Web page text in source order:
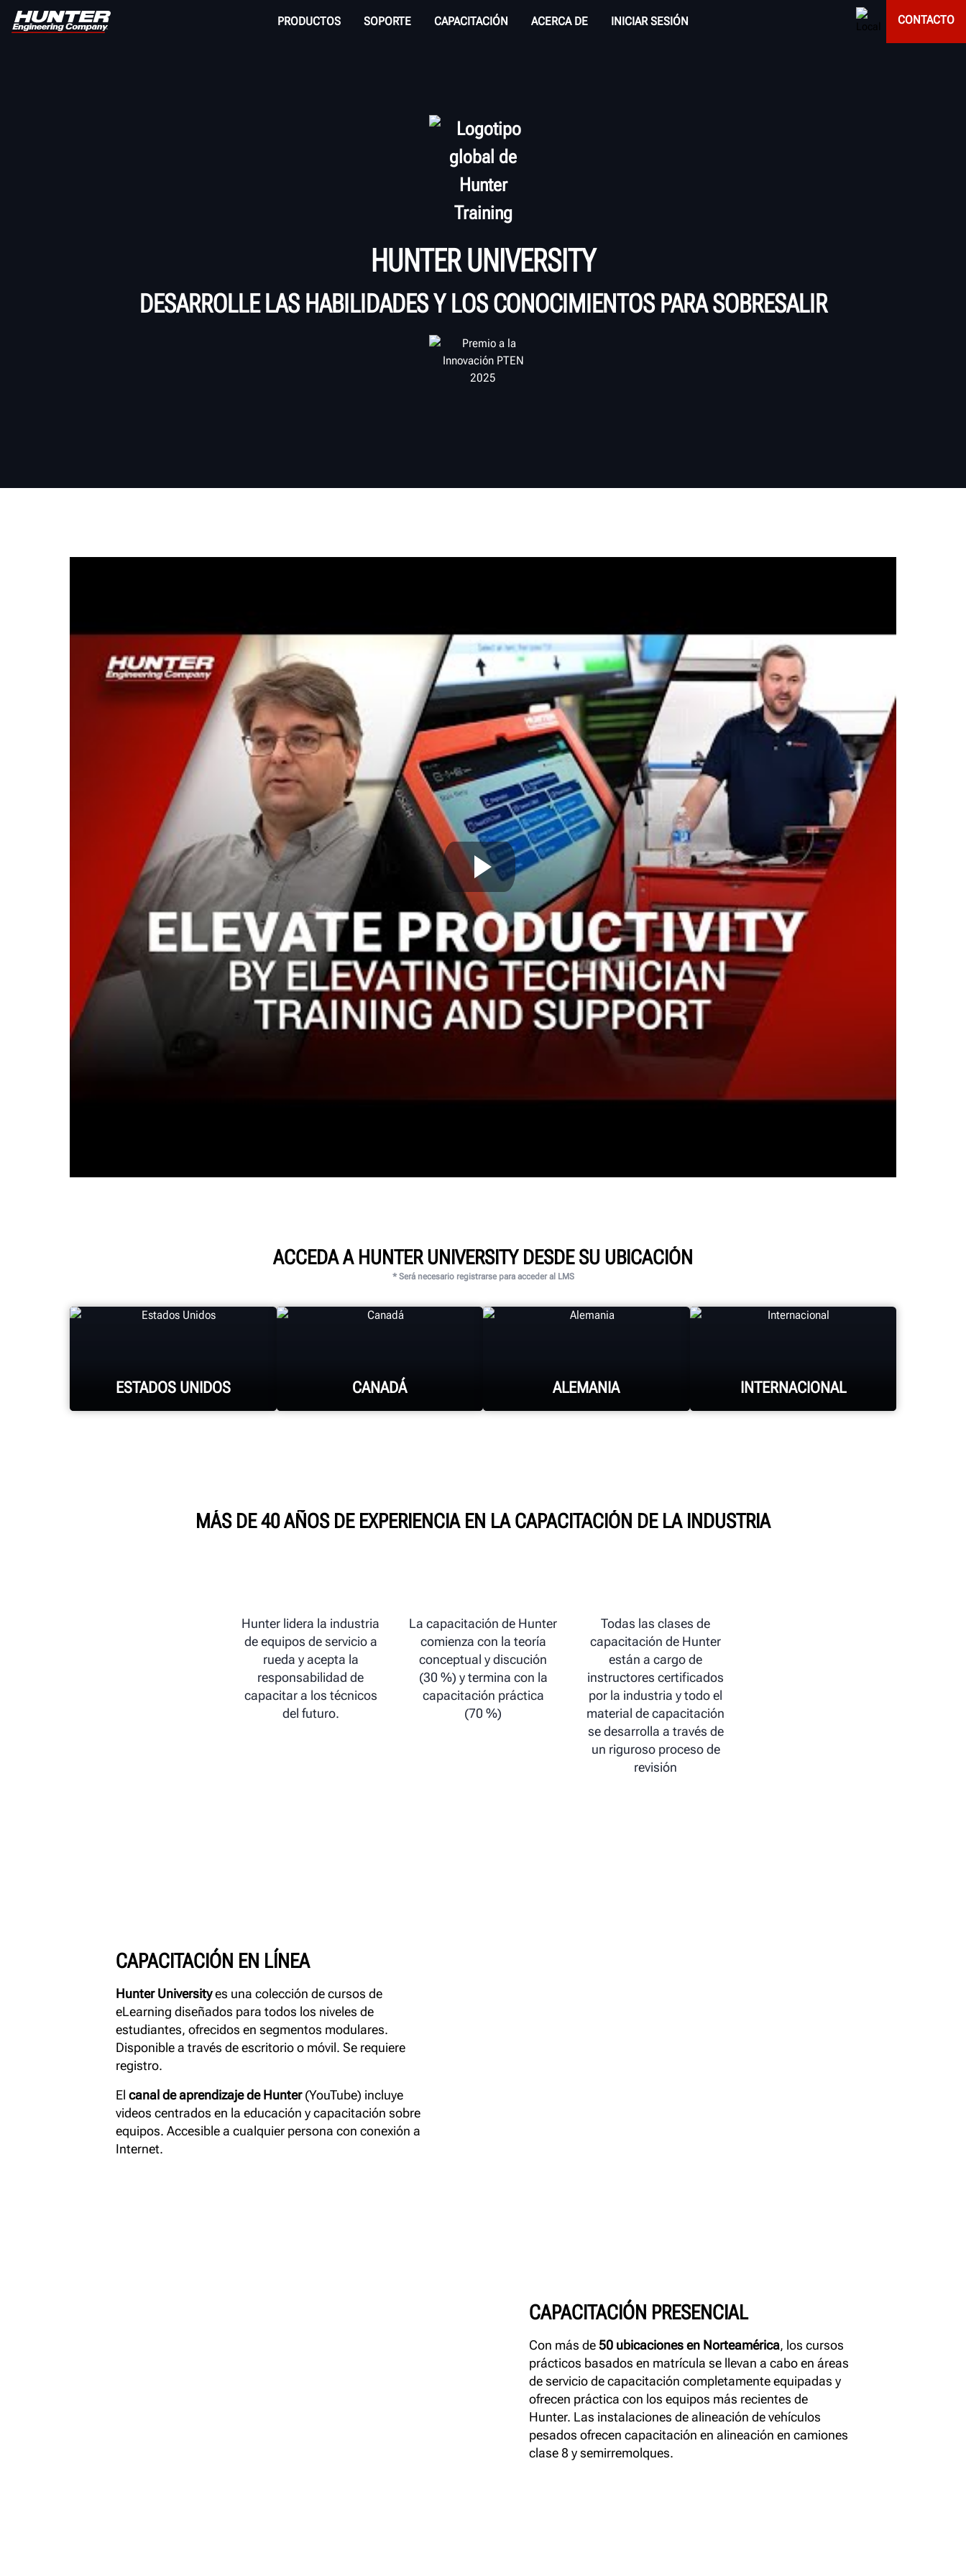
PRODUCTOS SOPORTE CAPACITACIÓN ACERCA DE INICIAR SESIÓN CONTACTO
HUNTER UNIVERSITY
DESARROLLE LAS HABILIDADES Y LOS CONOCIMIENTOS PARA SOBRESALIR
ACCEDA A HUNTER UNIVERSITY DESDE SU UBICACIÓN
* Será necesario registrarse para acceder al LMS
ESTADOS UNIDOS CANADÁ ALEMANIA INTERNACIONAL
MÁS DE 40 AÑOS DE EXPERIENCIA EN LA CAPACITACIÓN DE LA INDUSTRIA
Hunter lidera la industria
de equipos de servicio a
rueda y acepta la
responsabilidad de
capacitar a los técnicos
del futuro.
La capacitación de Hunter
comienza con la teoría
conceptual y discución
(30 %) y termina con la
capacitación práctica
(70 %)
Todas las clases de
capacitación de Hunter
están a cargo de
instructores certificados
por la industria y todo el
material de capacitación
se desarrolla a través de
un riguroso proceso de
revisión
CAPACITACIÓN EN LÍNEA
Hunter Universityes una colección de cursos de
eLearning diseñados para todos los niveles de
estudiantes, ofrecidos en segmentos modulares.
Disponible a través de escritorio o móvil. Se requiere
registro.
El canal de aprendizaje de Hunter(YouTube) incluye
videos centrados en la educación y capacitación sobre
equipos. Accesible a cualquier persona con conexión a
Internet.
CAPACITACIÓN PRESENCIAL
Con más de50 ubicaciones en Norteamérica, los cursos
prácticos basados en matrícula se llevan a cabo en áreas
de servicio de capacitación completamente equipadas y
ofrecen práctica con los equipos más recientes de
Hunter. Las instalaciones de alineación de vehículos
pesados ofrecen capacitación en alineación en camiones
clase 8 y semirremolques.